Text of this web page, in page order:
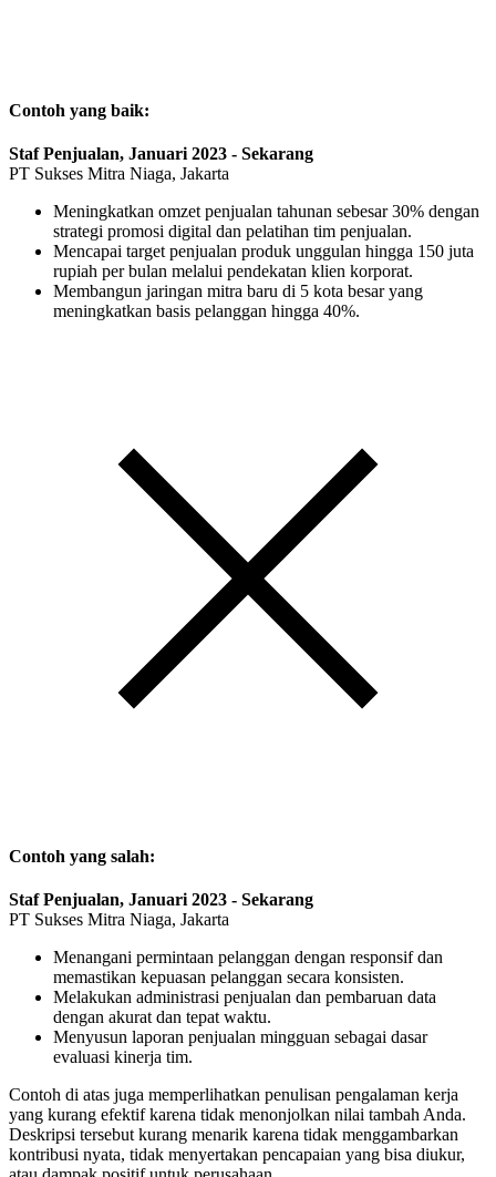
Contoh yang baik:
Staf Penjualan, Januari 2023 - Sekarang
PT Sukses Mitra Niaga, Jakarta
Meningkatkan omzet penjualan tahunan sebesar 30% dengan
strategi promosi digital dan pelatihan tim penjualan.
Mencapai target penjualan produk unggulan hingga 150 juta
rupiah per bulan melalui pendekatan klien korporat.
Membangun jaringan mitra baru di 5 kota besar yang
meningkatkan basis pelanggan hingga 40%.
Contoh yang salah:
Staf Penjualan, Januari 2023 - Sekarang
PT Sukses Mitra Niaga, Jakarta
Menangani permintaan pelanggan dengan responsif dan
memastikan kepuasan pelanggan secara konsisten.
Melakukan administrasi penjualan dan pembaruan data
dengan akurat dan tepat waktu.
Menyusun laporan penjualan mingguan sebagai dasar
evaluasi kinerja tim.
Contoh di atas juga memperlihatkan penulisan pengalaman kerja
yang kurang efektif karena tidak menonjolkan nilai tambah Anda.
Deskripsi tersebut kurang menarik karena tidak menggambarkan
kontribusi nyata, tidak menyertakan pencapaian yang bisa diukur,